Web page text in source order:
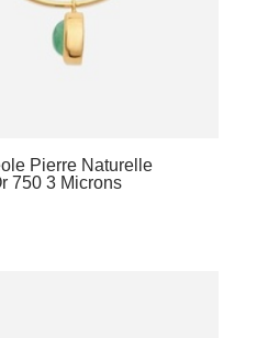
Pierre Naturelle
750 3 Microns